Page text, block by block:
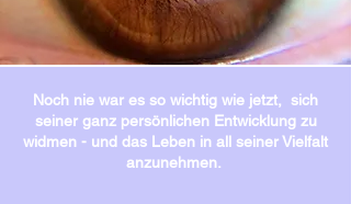
Noch nie war es so wichtig wie jetzt, sich
seiner ganz persönlichen Entwicklung zu
widmen - und das Leben in all seiner Vielfalt
anzunehmen.